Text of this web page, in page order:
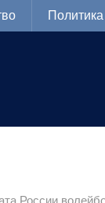
Политика
России